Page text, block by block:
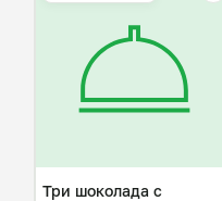
Три шоколада с